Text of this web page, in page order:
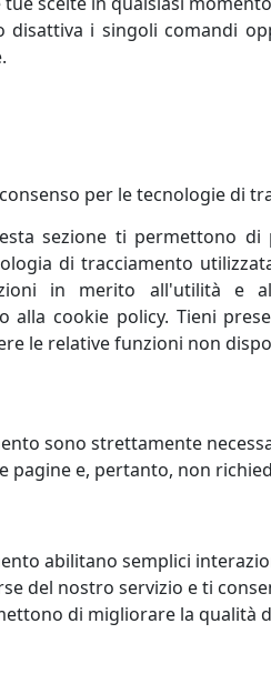
i singoli comandi
per le tecnologie di
sezione ti permettono di
di tracciamento
in merito all'utilità e
alla cookie policy. Tieni
le relative funzioni non
sono strettamente
e, pertanto, non
abilitano semplici
del nostro servizio e ti
di migliorare la qualità